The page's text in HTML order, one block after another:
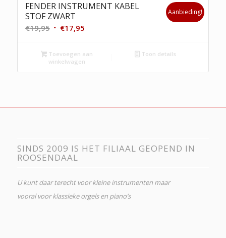
FENDER INSTRUMENT KABEL
STOF ZWART
€19,95 Oorspronkelijke
was:
€19,95.
€17,95Huidige
is:
€17,95.
Aanbieding!
Toevoegen aan
winkelwagen
Toon details
SINDS 2009 IS HET FILIAAL GEOPEND IN
ROOSENDAAL
U kunt daar terecht voor kleine instrumenten maar
vooral voor klassieke orgels en piano’s